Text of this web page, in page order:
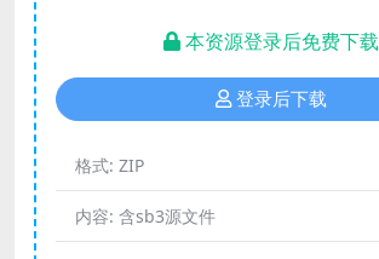
本资源登录后免费下载
登录后下载
格式: ZIP
内容: 含sb3源文件